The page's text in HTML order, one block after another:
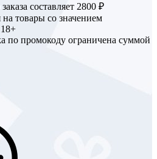
составляет 2800 ₽
на товары со значением
по промокоду ограничена суммой